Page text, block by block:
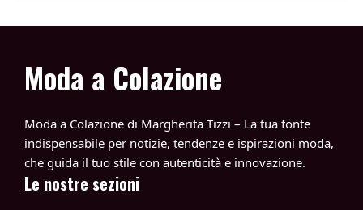
Moda a Colazione
Moda a Colazione di Margherita Tizzi – La tua fonte
indispensabile per notizie, tendenze e ispirazioni moda,
che guida il tuo stile con autenticità e innovazione.
Le nostre sezioni